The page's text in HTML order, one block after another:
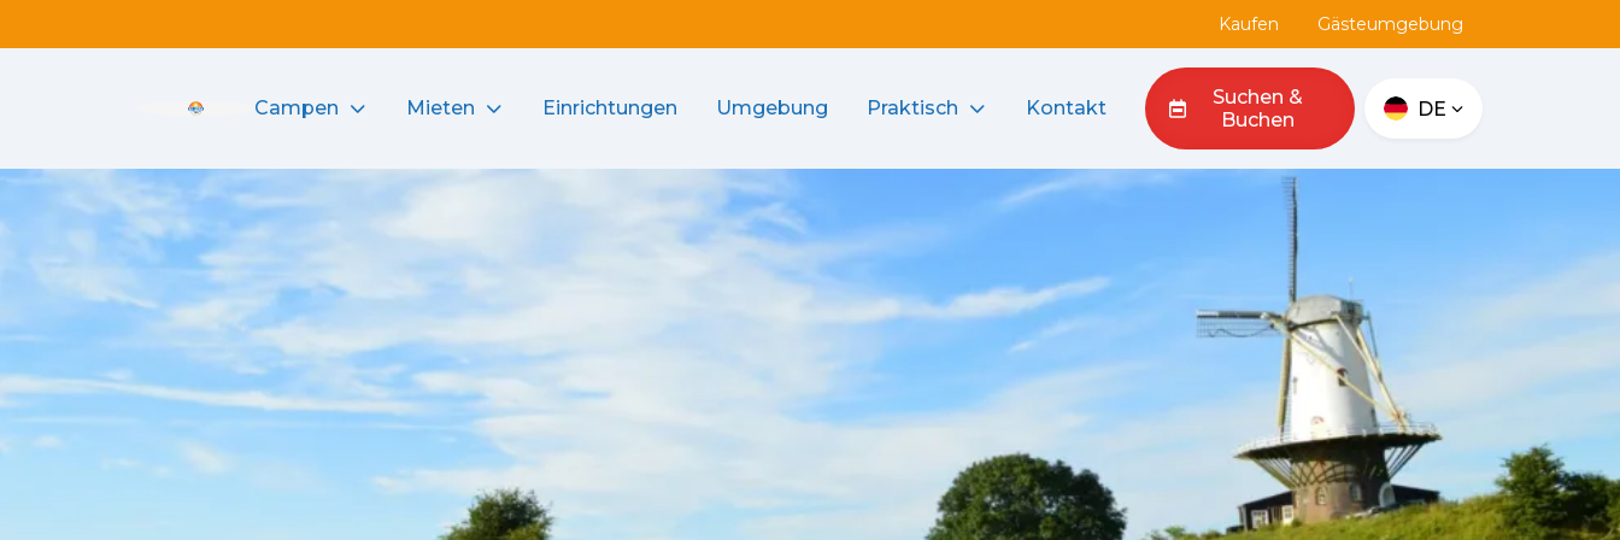
Kaufen Gästeumgebung
Camping de Haas logo
Campen Mieten Einrichtungen Umgebung Praktisch Kontakt
Suchen &
Buchen
DE